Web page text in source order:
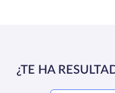
¿TE HA